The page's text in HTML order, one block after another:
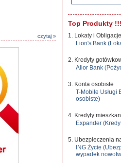
czytaj »
Top Produkty !!!
1. Lokaty i Obligacje
Lion's Bank
2. Kredyty
Alior Bank
3. Konta osobiste
T-Mobile Usługi
osobiste)
4. Kredyty
Expander
5. Ubezpieczenia
ING Życie
wypadek